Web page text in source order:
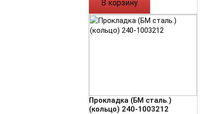
В корзину
Прокладка (БМ сталь.)
(кольцо) 240-1003212